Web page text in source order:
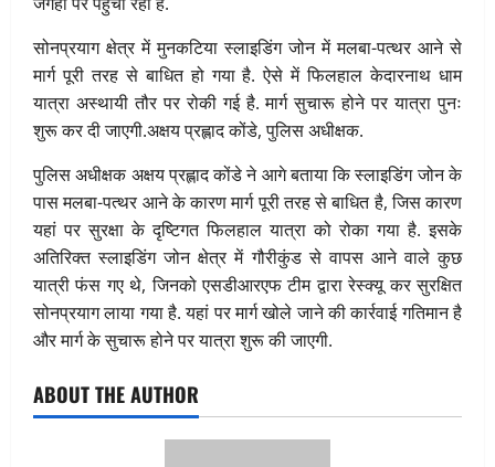
सोनप्रयाग क्षेत्र में मुनकटिया स्लाइडिंग जोन में मलबा-पत्थर आने से
मार्ग पूरी तरह से बाधित हो गया है. ऐसे में फिलहाल केदारनाथ धाम
यात्रा अस्थायी तौर पर रोकी गई है. मार्ग सुचारू होने पर यात्रा पुनः
शुरू कर दी जाएगी.अक्षय प्रह्लाद कोंडे, पुलिस अधीक्षक.
पुलिस अधीक्षक अक्षय प्रह्लाद कोंडे ने आगे बताया कि स्लाइडिंग जोन के
पास मलबा-पत्थर आने के कारण मार्ग पूरी तरह से बाधित है, जिस कारण
यहां पर सुरक्षा के दृष्टिगत फिलहाल यात्रा को रोका गया है. इसके
अतिरिक्त स्लाइडिंग जोन क्षेत्र में गौरीकुंड से वापस आने वाले कुछ
यात्री फंस गए थे, जिनको एसडीआरएफ टीम द्वारा रेस्क्यू कर सुरक्षित
सोनप्रयाग लाया गया है. यहां पर मार्ग खोले जाने की कार्रवाई गतिमान है
और मार्ग के सुचारू होने पर यात्रा शुरू की जाएगी.
ABOUT THE AUTHOR